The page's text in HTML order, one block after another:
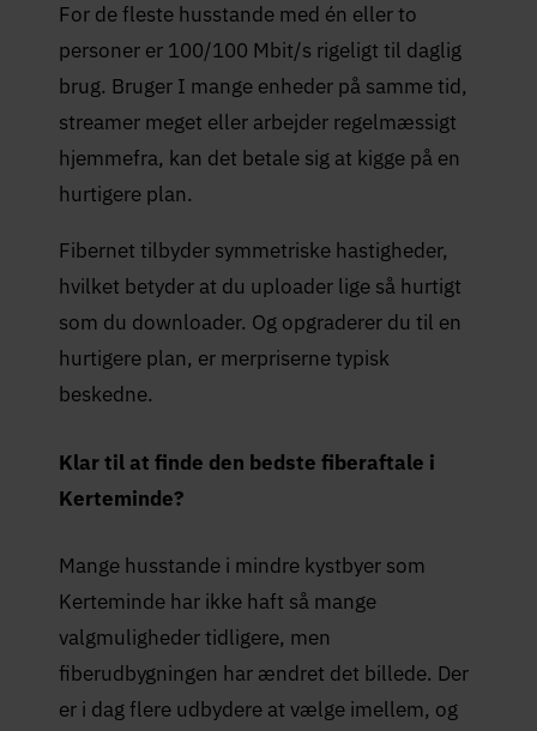
For de fleste husstande med én eller to
personer er 100/100 Mbit/s rigeligt til daglig
brug. Bruger I mange enheder på samme tid,
streamer meget eller arbejder regelmæssigt
hjemmefra, kan det betale sig at kigge på en
hurtigere plan.
Fibernet tilbyder symmetriske hastigheder,
hvilket betyder at du uploader lige så hurtigt
som du downloader. Og opgraderer du til en
hurtigere plan, er merpriserne typisk
beskedne.
Klar til at finde den bedste fiberaftale i
Kerteminde?
Mange husstande i mindre kystbyer som
Kerteminde har ikke haft så mange
valgmuligheder tidligere, men
fiberudbygningen har ændret det billede. Der
er i dag flere udbydere at vælge imellem, og